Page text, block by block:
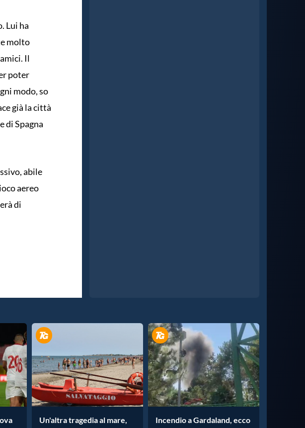
Lui ha
molto
Il
poter
modo, so
già la città
di Spagna
abile
aereo
di
Un'altra tragedia al mare,
Incendio a Gardaland, ecco